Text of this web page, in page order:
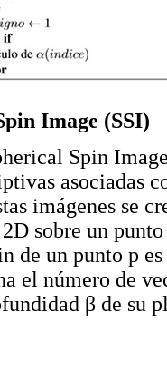
Image (SSI)
Spin
asociadas
imágenes se
2D sobre un
de un punto p
el número de
β de su